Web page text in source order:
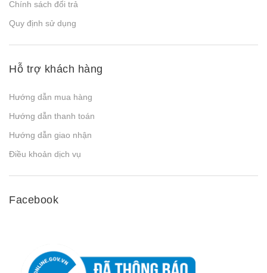
Chính sách đổi trả
Quy định sử dụng
Hỗ trợ khách hàng
Hướng dẫn mua hàng
Hướng dẫn thanh toán
Hướng dẫn giao nhận
Điều khoản dịch vụ
Facebook